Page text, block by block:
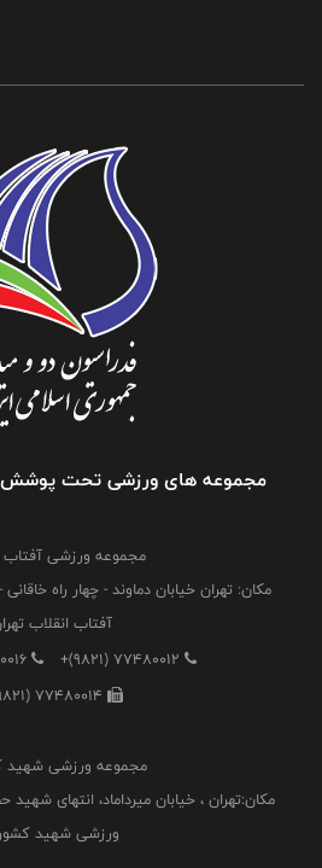
مجموعه های ورزشی تحت پوشش
مجموعه ورزشی آفتاب
مکان: تهران خیابان دماوند - چهار راه
آفتاب انقلاب
+(9821) 77480012
77480014
مجموعه ورزشی شهید
مکان:تهران ، خیابان میرداماد، انتهای
ورزشی شهید